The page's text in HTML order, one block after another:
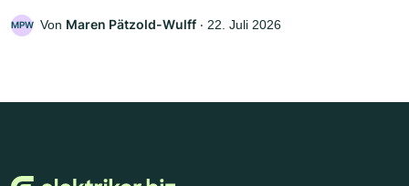
MPW Von Maren Pätzold-Wulff ‧ 22. Juli 2026